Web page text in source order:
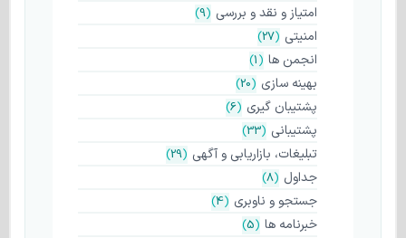
امتیاز و نقد و بررسی (
9
)
امنیتی (
27
)
انجمن ها (
1
)
بهینه سازی (
20
)
پشتیبان گیری (
6
)
پشتیبانی (
33
)
تبلیغات، بازاریابی و آگهی (
29
)
جداول (
8
)
جستجو و ناوبری (
4
)
خبرنامه ها (
5
)